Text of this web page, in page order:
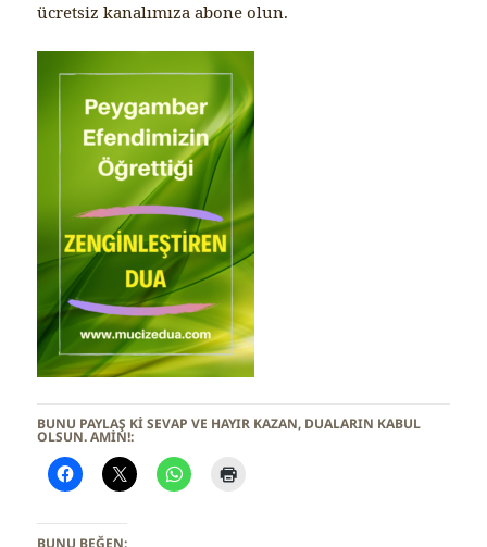
ücretsiz kanalımıza abone olun.
BUNU PAYLAŞ KI SEVAP VE HAYIR KAZAN, DUALARIN KABUL
OLSUN. AMİN!: